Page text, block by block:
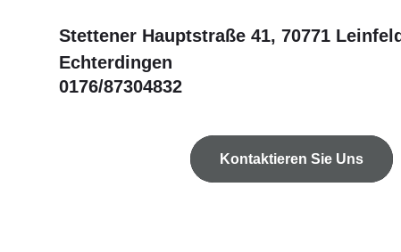
Stettener Hauptstraße 41, 70771
Echterdingen
0176/87304832
Kontaktieren Sie Uns